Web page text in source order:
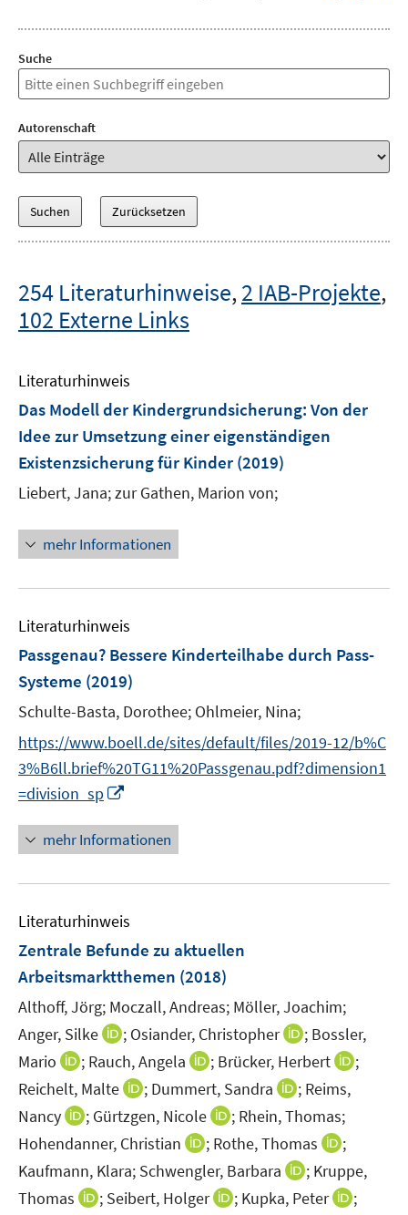
Suche
Autorenschaft
254 Literaturhinweise,2 IAB-Projekte,
102 Externe Links
Literaturhinweis
Das Modell der Kindergrundsicherung: Von der
Idee zur Umsetzung einer eigenständigen
Existenzsicherung für Kinder (2019)
Liebert, Jana;zur Gathen, Marion von;
mehr Informationen
Literaturhinweis
Passgenau? Bessere Kinderteilhabe durch Pass-
Systeme (2019)
Schulte-Basta, Dorothee; Ohlmeier, Nina;
https://www.boell.de/sites/default/files/2019-12/b%C
3%B6ll.brief%20TG11%20Passgenau.pdf?dimension1
=division_sp
n
e
u
m
F
e
n
s
t
r
ö
f
f
n
mehr Informationen
Literaturhinweis
Zentrale Befunde zu aktuellen
Arbeitsmarktthemen (2018)
Althoff, Jörg; Moczall, Andreas; Möller, Joachim;
Anger, Silke
I
n
n
e
u
e
m
e
; Osiander, Christopher
I
n
e
u
e
m
F
e
; Bossler,
Mario
I
n
n
e
u
e
m
; Rauch, Angela
I
n
n
e
u
e
m
; Brücker, Herbert
I
e
m
;
Reichelt, Malte
I
n
e
u
e
; Dummert, Sandra
I
n
e
u
e
; Reims,
Nancy
I
n
e
u
; Gürtzgen, Nicole
I
n
e
u
; Rhein, Thomas;
Hohendanner, Christian
I
n
e
; Rothe, Thomas
I
n
n
e
;
Kaufmann, Klara; Schwengler, Barbara
I
n
; Kruppe,
Thomas
I; Seibert, Holger
I; Kupka, Peter
I;